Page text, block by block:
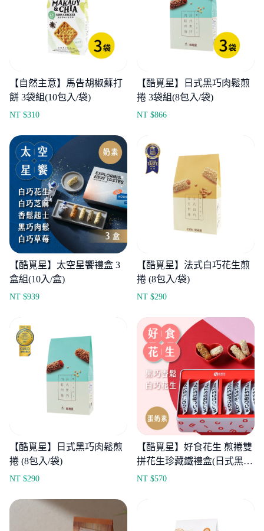
【自然主意】馬告胡椒蘇打
餅 3袋組(10包入/袋)
NT $310
【酷覓星】日式黑巧肉鬆煎
捲 3袋組(8包入/袋)
NT $866
【酷覓星】太空星饗禮盒 3
盒組(10入/盒)
NT $939
【酷覓星】法式白巧花生煎
捲 (8包入/袋)
NT $290
【酷覓星】日式黑巧肉鬆煎
捲 (8包入/袋)
NT $290
【酷覓星】好食花生 煎捲雙
拼花生珍藏鐵禮盒(日式黑巧
香鬆煎捲x8+法式白巧花生
NT $570